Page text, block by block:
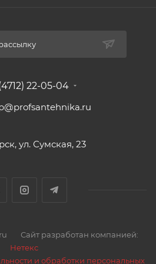
22-05-04
ул. Сумская, 23
Сайт разработан компанией:
Нетекс
и обработки персональных